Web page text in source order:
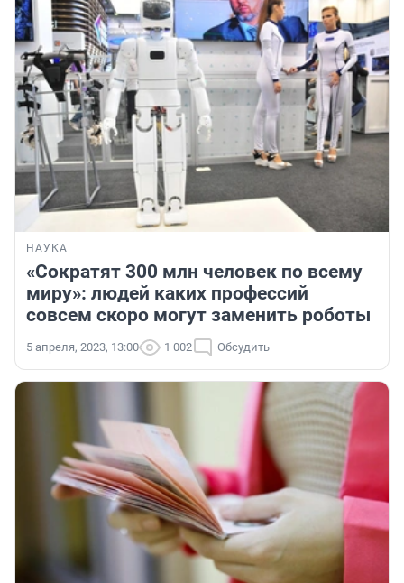
НАУКА
«Сократят 300 млн человек по всему
миру»: людей каких профессий
совсем скоро могут заменить роботы
5 апреля, 2023, 13:00 1 002 Обсудить